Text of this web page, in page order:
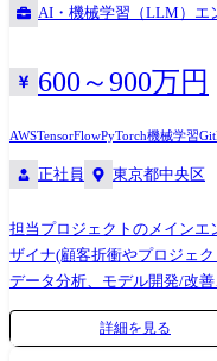
で、最先端のAI技術とクラ
価され、既に大手企業を中心
す。 ●カスタムAIソリューション事業とは？ 弊社は以下を特徴とするカ
スタムAIソリューション事
スにジャストフィットする
な課題の解決に貢献 また他
プ型AIテーマ」に注力しています。 ●プロジェクトの開発
は約3ヶ月間という短いサイ
ムをお客様に提供しています
ンデザイナが行いますが、希
AI・機械学習（LLM）エ
600～900万円
AWSTensorFlowPyTorch機械学習
正社員 東京都中央区
担当プロジェクトのメイン
ザイナ(顧客折衝やプロジェ
データ分析、モデル開発/改
だきます。(プロジェクトご
ートにつきます) <具体的な業務内容> ・ディープラーニング等の機械学詳細を見る